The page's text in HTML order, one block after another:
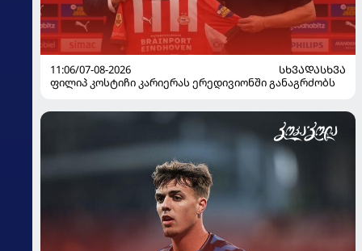
11:06/07-08-2026
ᲡᲮᲕᲐᲓᲐᲡᲮᲕᲐ
ფილიპ კოსტიჩი კარიერას ერედივიონში განაგრძობს